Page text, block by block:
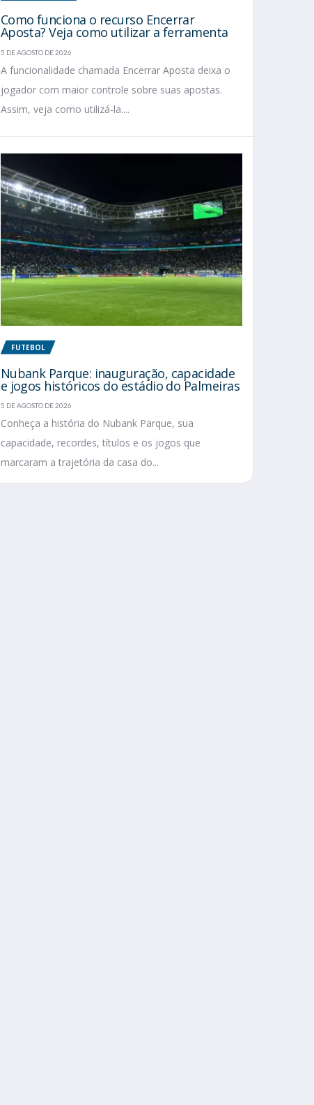
Como funciona o recurso Encerrar
Aposta? Veja como utilizar a ferramenta
5 DE AGOSTO DE 2026
A funcionalidade chamada Encerrar Aposta deixa o
jogador com maior controle sobre suas apostas.
Assim, veja como utilizá-la....
FUTEBOL
Nubank Parque: inauguração, capacidade
e jogos históricos do estádio do Palmeiras
5 DE AGOSTO DE 2026
Conheça a história do Nubank Parque, sua
capacidade, recordes, títulos e os jogos que
marcaram a trajetória da casa do...